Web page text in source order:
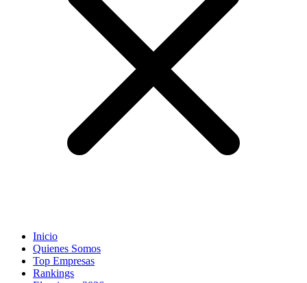
Inicio
Quienes Somos
Top Empresas
Rankings